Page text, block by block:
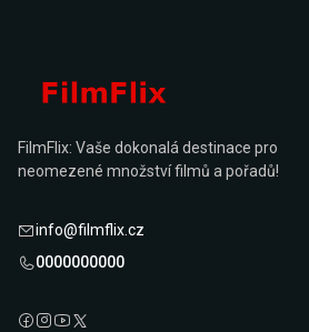
FilmFlix: Vaše dokonalá destinace pro
neomezené množství filmů a pořadů!
info@filmflix.cz
0000000000